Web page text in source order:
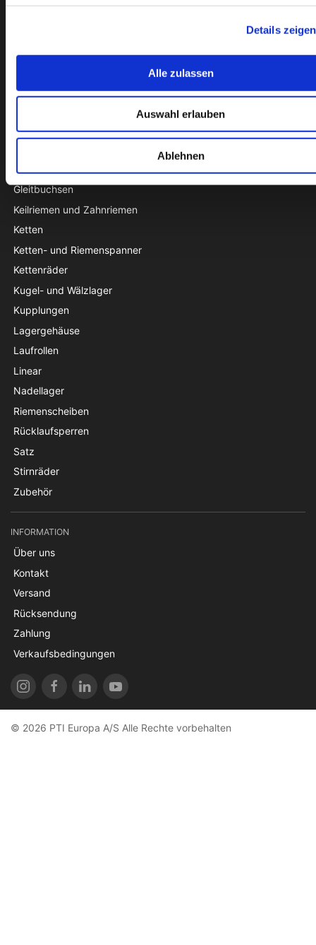
Details zeigen
Alle zulassen
Auswahl erlauben
Ablehnen
+45 74782515
KATALOG
Dichtungen
Gelenklager
Gleitbuchsen
Keilriemen und Zahnriemen
Ketten
Ketten- und Riemenspanner
Kettenräder
Kugel- und Wälzlager
Kupplungen
Lagergehäuse
Laufrollen
Linear
Nadellager
Riemenscheiben
Rücklaufsperren
Satz
Stirnräder
Zubehör
INFORMATION
Über uns
Kontakt
Versand
Rücksendung
Zahlung
Verkaufsbedingungen
© 2026 PTI Europa A/S Alle Rechte vorbehalten